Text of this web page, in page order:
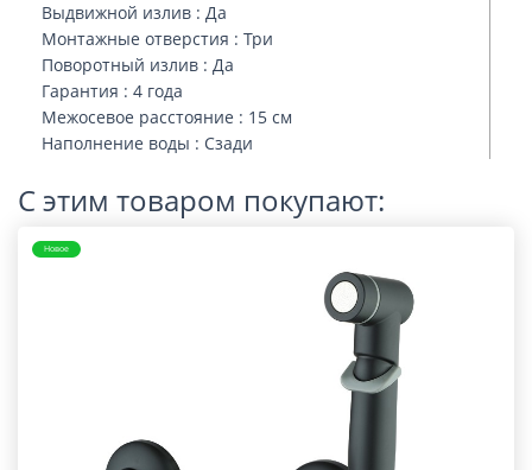
Выдвижной излив : Да
Монтажные отверстия : Три
Поворотный излив : Да
Гарантия : 4 года
Межосевое расстояние : 15 см
Наполнение воды : Сзади
С этим товаром покупают:
Новое